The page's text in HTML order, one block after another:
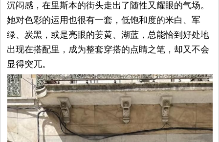
体
平
资
讯
时
沉闷感，在里斯本的街头走出了随性又耀眼的气场。
她对色彩的运用也很有一套，低饱和度的米白、军
绿、炭黑，或是亮眼的姜黄、湖蓝，总能恰到好处地
出现在搭配里，成为整套穿搭的点睛之笔，却又不会
显得突兀。